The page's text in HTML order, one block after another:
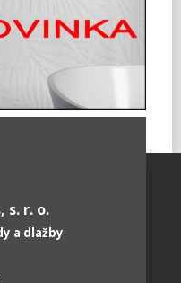
s. r. o.
a dlažby